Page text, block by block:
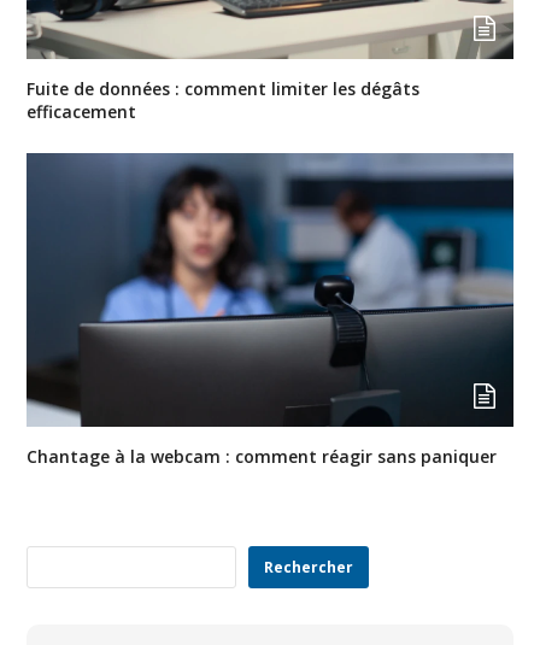
Fuite de données : comment limiter les dégâts
efficacement
Chantage à la webcam : comment réagir sans paniquer
Rechercher